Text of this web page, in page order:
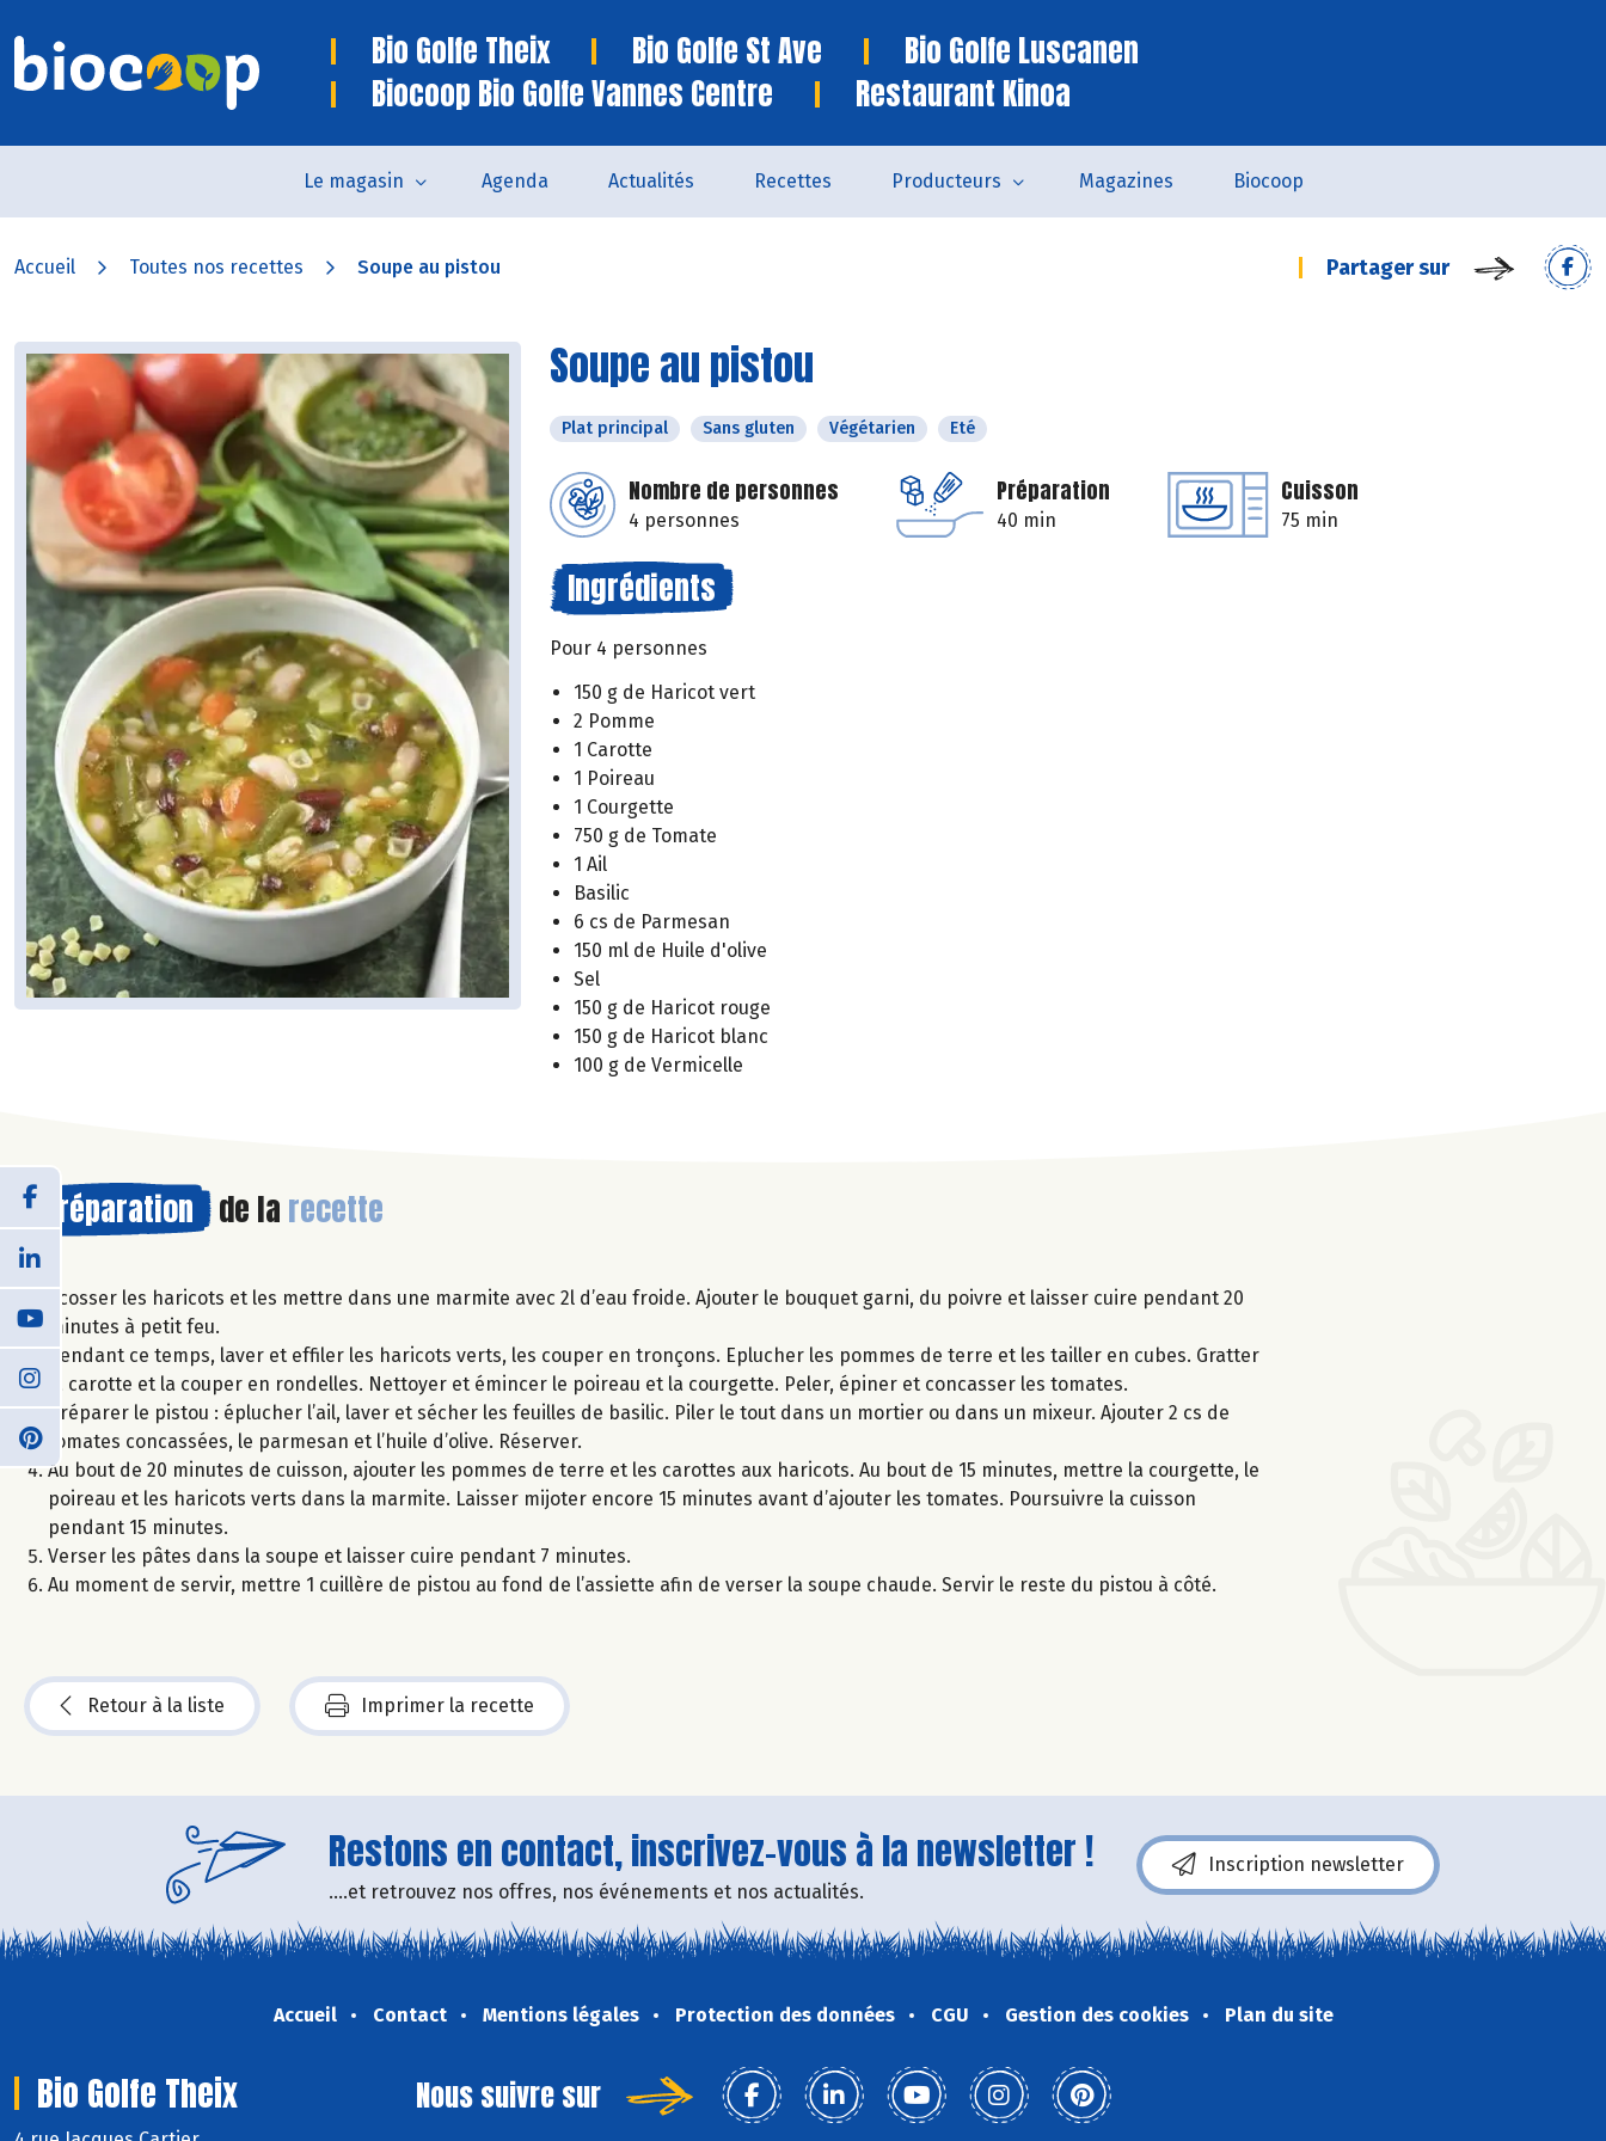
Bio Golfe Theix Bio Golfe St Ave
Bio Golfe Luscanen
Biocoop Bio Golfe Vannes Centre
Restaurant Kinoa
Le magasin Agenda Actualités Recettes Producteurs Magazines Biocoop
Accueil Toutes nos recettes Soupe au pistou Partager sur
Soupe au pistou
Plat principal Sans gluten Végétarien Eté
Nombre de personnes
4 personnes
Préparation
40 min
Cuisson
75 min
Ingrédients
Pour 4 personnes
150 g de Haricot vert
2 Pomme
1 Carotte
1 Poireau
1 Courgette
750 g de Tomate
1 Ail
Basilic
6 cs de Parmesan
150 ml de Huile d'olive
Sel
150 g de Haricot rouge
150 g de Haricot blanc
100 g de Vermicelle
Préparation de la recette
Ecosser les haricots et les mettre dans une marmite avec 2l d’eau froide. Ajouter le bouquet garni, du poivre et laisser cuire pendant 20
minutes à petit feu.
Pendant ce temps, laver et effiler les haricots verts, les couper en tronçons. Eplucher les pommes de terre et les tailler en cubes. Gratter
la carotte et la couper en rondelles. Nettoyer et émincer le poireau et la courgette. Peler, épiner et concasser les tomates.
Préparer le pistou : éplucher l’ail, laver et sécher les feuilles de basilic. Piler le tout dans un mortier ou dans un mixeur. Ajouter 2 cs de
tomates concassées, le parmesan et l’huile d’olive. Réserver.
Au bout de 20 minutes de cuisson, ajouter les pommes de terre et les carottes aux haricots. Au bout de 15 minutes, mettre la courgette, le
poireau et les haricots verts dans la marmite. Laisser mijoter encore 15 minutes avant d’ajouter les tomates. Poursuivre la cuisson
pendant 15 minutes.
Verser les pâtes dans la soupe et laisser cuire pendant 7 minutes.
Au moment de servir, mettre 1 cuillère de pistou au fond de l’assiette afin de verser la soupe chaude. Servir le reste du pistou à côté.
Retour à la liste Imprimer la recette
Restons en contact, inscrivez-vous à la newsletter !
....et retrouvez nos offres, nos événements et nos actualités.
Inscription newsletter
Accueil Contact Mentions légales Protection des données CGU Gestion des cookies Plan du site
Bio Golfe Theix Nous suivre sur